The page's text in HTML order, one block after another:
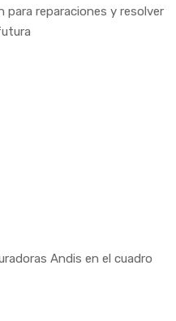
reparaciones y resolver
Andis en el cuadro